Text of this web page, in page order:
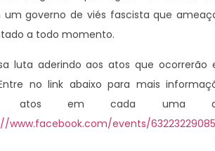
um governo de viés fascista que
a todo momento.
luta aderindo aos atos que ocorrerão
no link abaixo para mais
atos em cada uma
www.facebook.com/events/